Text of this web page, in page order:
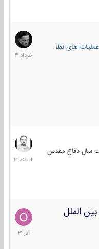
های نظامی خارجی
5
خرداد
1404
دفاع مقدس
20
اسفند
1403
الملل
21
آذر
1403